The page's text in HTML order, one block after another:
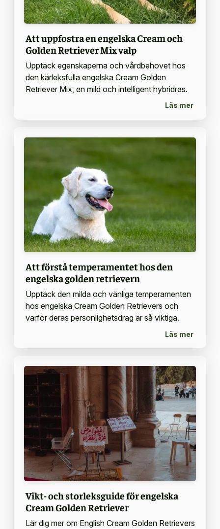
Att uppfostra en engelska Cream och
Golden Retriever Mix valp
Upptäck egenskaperna och vårdbehovet hos
den kärleksfulla engelska Cream Golden
Retriever Mix, en mild och intelligent hybridras.
Läs mer
Att förstå temperamentet hos den
engelska golden retrievern
Upptäck den milda och vänliga temperamenten
hos engelska Cream Golden Retrievers och
varför deras personlighetsdrag är så viktiga.
Läs mer
Vikt- och storleksguide för engelska
Cream Golden Retriever
Lär dig mer om English Cream Golden Retrievers